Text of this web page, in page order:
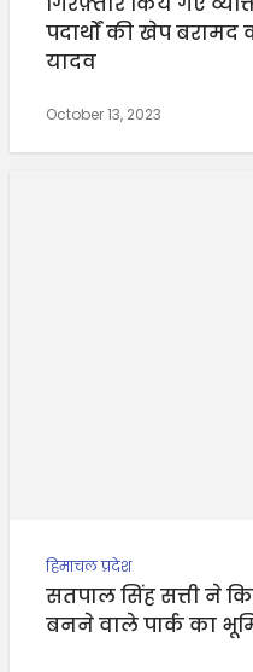
पदार्थों की खेप
यादव
October 13, 2023
हिमाचल प्रदेश
सतपाल सिंह सत्ती ने
बनने वाले पार्क का